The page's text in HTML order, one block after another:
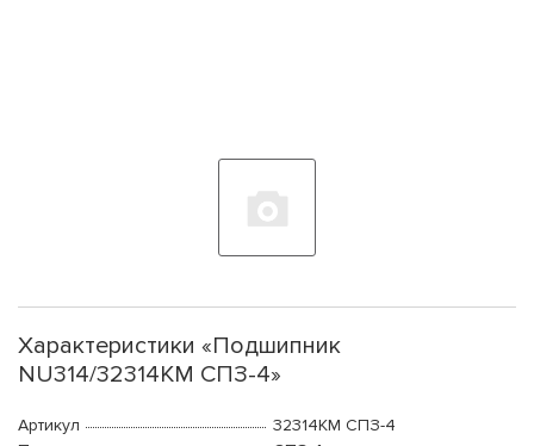
Характеристики «Подшипник
NU314/32314КМ СПЗ-4»
Артикул
32314КМ СПЗ-4